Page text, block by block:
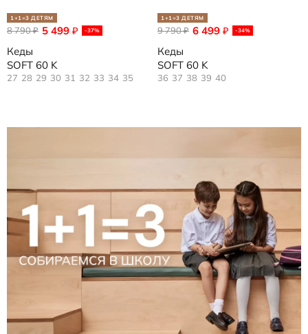
1+1=3 ДЕТЯМ
5 499 ₽ -37%
8 790₽
Кеды
SOFT 60 K
27 28 29 30 31 32 33 34 35
1+1=3 ДЕТЯМ
6 499 ₽ -34%
9 790₽
Кеды
SOFT 60 K
36 37 38 39 40